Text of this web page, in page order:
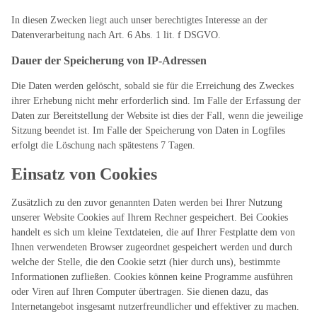
In diesen Zwecken liegt auch unser berechtigtes Interesse an der
Datenverarbeitung nach Art. 6 Abs. 1 lit. f DSGVO.
Dauer der Speicherung von IP-Adressen
Die Daten werden gelöscht, sobald sie für die Erreichung des Zweckes
ihrer Erhebung nicht mehr erforderlich sind. Im Falle der Erfassung der
Daten zur Bereitstellung der Website ist dies der Fall, wenn die jeweilige
Sitzung beendet ist. Im Falle der Speicherung von Daten in Logfiles
erfolgt die Löschung nach spätestens 7 Tagen.
Einsatz von Cookies
Zusätzlich zu den zuvor genannten Daten werden bei Ihrer Nutzung
unserer Website Cookies auf Ihrem Rechner gespeichert. Bei Cookies
handelt es sich um kleine Textdateien, die auf Ihrer Festplatte dem von
Ihnen verwendeten Browser zugeordnet gespeichert werden und durch
welche der Stelle, die den Cookie setzt (hier durch uns), bestimmte
Informationen zufließen. Cookies können keine Programme ausführen
oder Viren auf Ihren Computer übertragen. Sie dienen dazu, das
Internetangebot insgesamt nutzerfreundlicher und effektiver zu machen.